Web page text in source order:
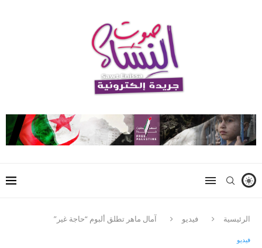
الرئيسية فيديو آمال ماهر تطلق ألبوم “حاجة غير”
فيديو